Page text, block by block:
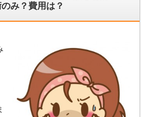
み？費用は？